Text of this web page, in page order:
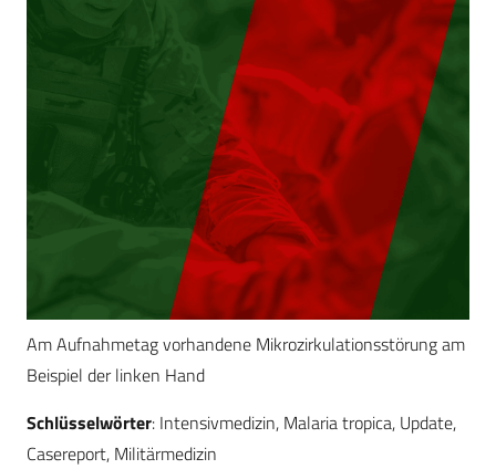
Am Aufnahmetag vorhandene Mikrozirkulationsstörung am
Beispiel der linken Hand
Schlüsselwörter: Intensivmedizin, Malaria tropica, Update,
Casereport, Militärmedizin